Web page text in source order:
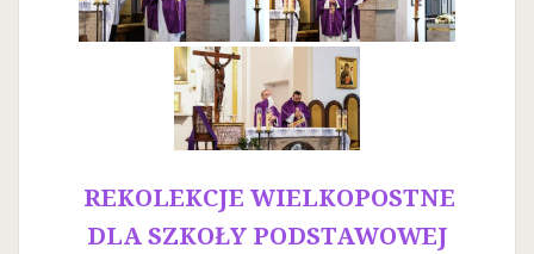
REKOLEKCJE WIELKOPOSTNE
DLA SZKOŁY PODSTAWOWEJ